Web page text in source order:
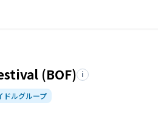
(BOF) i
ドルグループ